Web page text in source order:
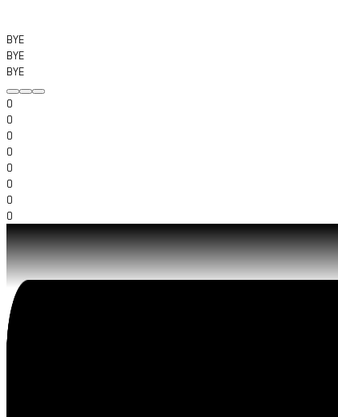
BYE
BYE
BYE
0
0
0
0
0
0
0
0